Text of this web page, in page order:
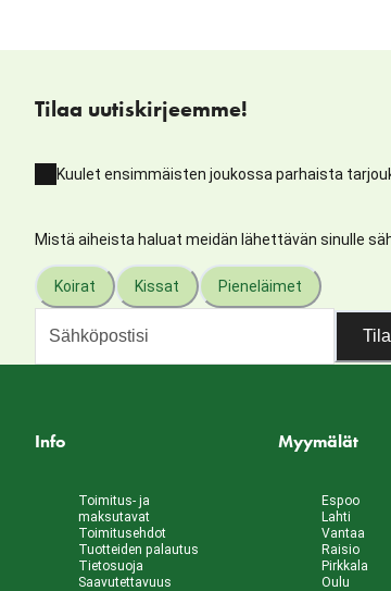
Tilaa uutiskirjeemme!
Kuulet ensimmäisten joukossa parhaista
Mistä aiheista haluat meidän lähettävän sinulle
Koirat Kissat Pieneläimet
Info
Toimitus- ja
maksutavat
Toimitusehdot
Tuotteiden palautus
Tietosuoja
Saavutettavuus
Myymälät
Espoo
Lahti
Vantaa
Raisio
Pirkkala
Oulu